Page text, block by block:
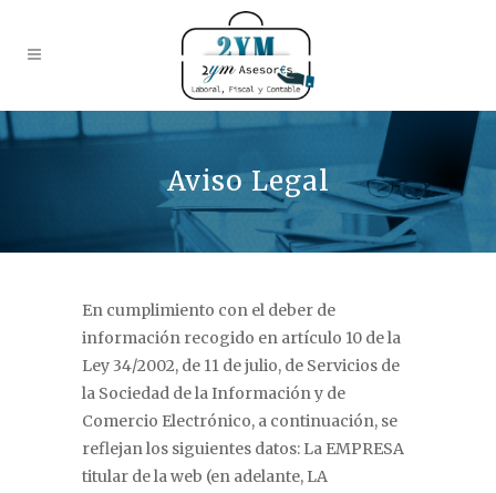
Aviso Legal
En cumplimiento con el deber de
información recogido en artículo 10 de la
Ley 34/2002, de 11 de julio, de Servicios de
la Sociedad de la Información y de
Comercio Electrónico, a continuación, se
reflejan los siguientes datos: La EMPRESA
titular de la web (en adelante, LA